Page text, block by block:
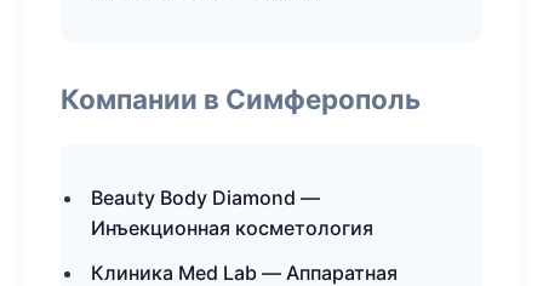
Компании в Симферополь
Beauty Body Diamond —
Инъекционная косметология
Клиника Med Lab — Аппаратная